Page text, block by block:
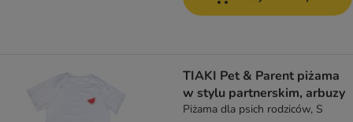
TIAKI Pet & Parent piżama
w stylu partnerskim, arbuzy
Piżama dla psich rodziców, S